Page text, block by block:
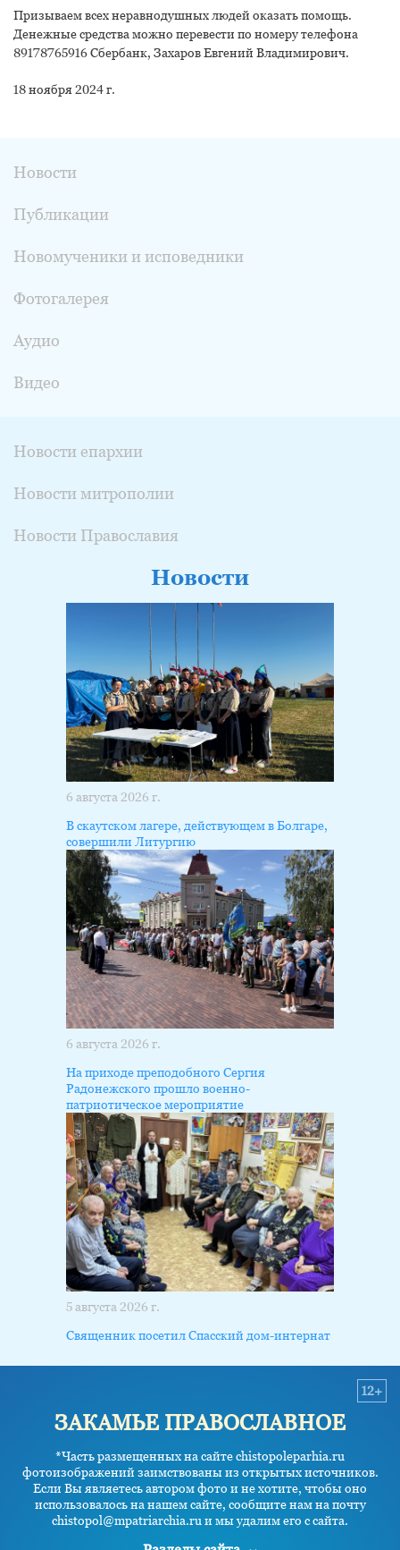
Призываем всех неравнодушных людей оказать помощь.
Денежные средства можно перевести по номеру телефона
89178765916 Сбербанк, Захаров Евгений Владимирович.
18 ноября 2024 г.
Новости
Публикации
Новомученики и исповедники
Фотогалерея
Аудио
Видео
Новости епархии
Новости митрополии
Новости Православия
Новости
6 августа 2026 г.
В скаутском лагере, действующем в Болгаре,
совершили Литургию
6 августа 2026 г.
На приходе преподобного Сергия
Радонежского прошло военно-
патриотическое мероприятие
5 августа 2026 г.
Священник посетил Спасский дом-интернат
ЗАКАМЬЕ ПРАВОСЛАВНОЕ
*Часть размещенных на сайте chistopoleparhia.ru
фотоизображений заимствованы из открытых источников.
Если Вы являетесь автором фото и не хотите, чтобы оно
использовалось на нашем сайте, сообщите нам на почту
chistopol@mpatriarchia.ru и мы удалим его с сайта.
12+